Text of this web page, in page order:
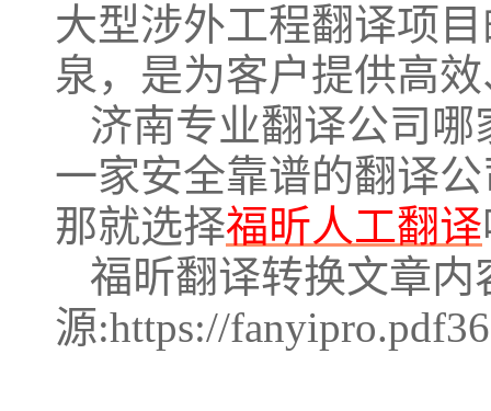
大型涉外工程翻译项
泉，是为客户提供高
济南专业翻译公司
一家安全靠谱的翻译
那就选择福昕人工翻译
福昕翻译转换文章内
源:https://